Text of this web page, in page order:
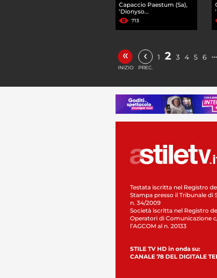
Capaccio Paestum (Sa),
‘Dionyso...
713
«
INIZIO
‹
PREC.
1 2 3 4 5 6 …
Testata iscritta nel Registro
Stampa presso il Tribunale di
n. 34/2009
Società iscritta nel Registro
Operatori di Comunicazione
l’AGCOM al n. 20133
STILE TV HD in onda su:
CANALE 78 DEL DIGITALE